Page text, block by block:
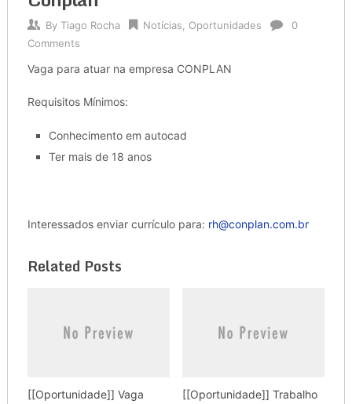
By Tiago Rocha Notícias Oportunidades
0
Comments
Vaga para atuar na empresa CONPLAN
Requisitos Mínimos:
Conhecimento em autocad
Ter mais de 18 anos
Interessados enviar currículo para: rh@conplan.com.br
Related Posts
[[Oportunidade]] Vaga
[[Oportunidade]] Trabalho